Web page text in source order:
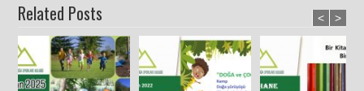
Related Posts < >